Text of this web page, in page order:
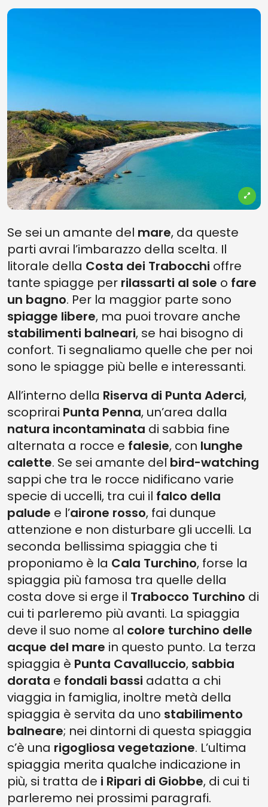
Se sei un amante del mare, da queste
parti avrai l’imbarazzo della scelta. Il
litorale della Costa dei Trabocchi offre
tante spiagge per rilassarti al sole o fare
un bagno. Per la maggior parte sono
spiagge libere, ma puoi trovare anche
stabilimenti balneari, se hai bisogno di
confort. Ti segnaliamo quelle che per noi
sono le spiagge più belle e interessanti.
All’interno della Riserva di Punta Aderci,
scoprirai Punta Penna, un’area dalla
natura incontaminata di sabbia fine
alternata a rocce e falesie, con lunghe
calette. Se sei amante del bird-watching
sappi che tra le rocce nidificano varie
specie di uccelli, tra cui il falco della
palude e l’airone rosso, fai dunque
attenzione e non disturbare gli uccelli. La
seconda bellissima spiaggia che ti
proponiamo è la Cala Turchino, forse la
spiaggia più famosa tra quelle della
costa dove si erge il Trabocco Turchino di
cui ti parleremo più avanti. La spiaggia
deve il suo nome al colore turchino delle
acque del mare in questo punto. La terza
spiaggia è Punta Cavalluccio, sabbia
dorata e fondali bassi adatta a chi
viaggia in famiglia, inoltre metà della
spiaggia è servita da uno stabilimento
balneare; nei dintorni di questa spiaggia
c’è una rigogliosa vegetazione. L’ultima
spiaggia merita qualche indicazione in
più, si tratta de i Ripari di Giobbe, di cui ti
parleremo nei prossimi paragrafi.